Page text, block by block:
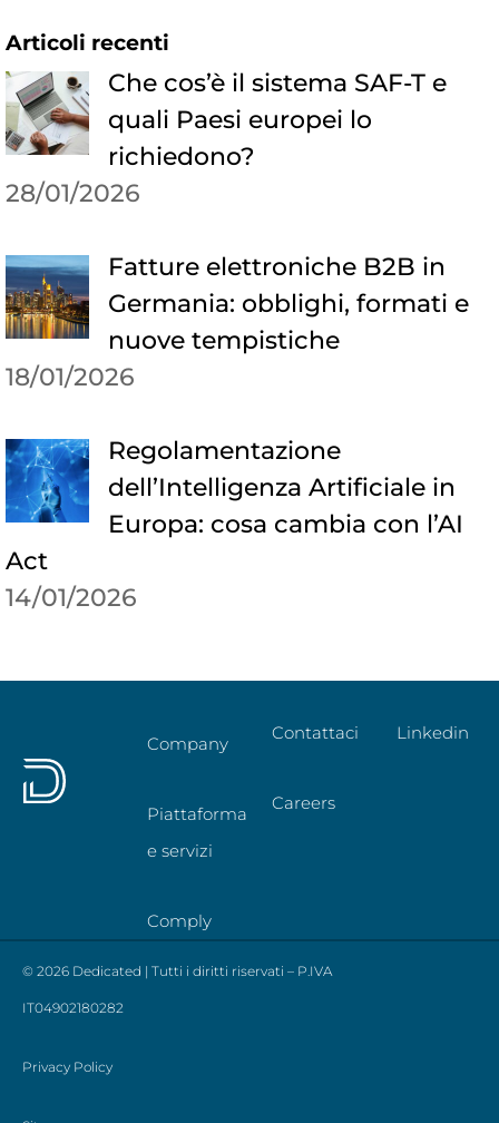
Articoli recenti
Che cos’è il sistema SAF-T e
quali Paesi europei lo
richiedono?
28/01/2026
Fatture elettroniche B2B in
Germania: obblighi, formati e
nuove tempistiche
18/01/2026
Regolamentazione
dell’Intelligenza Artificiale in
Europa: cosa cambia con l’AI
Act
14/01/2026
Company
Piattaforma
e servizi
Comply
Contattaci
Careers
Linkedin
© 2026 Dedicated | Tutti i diritti riservati – P.IVA
IT04902180282
Privacy Policy